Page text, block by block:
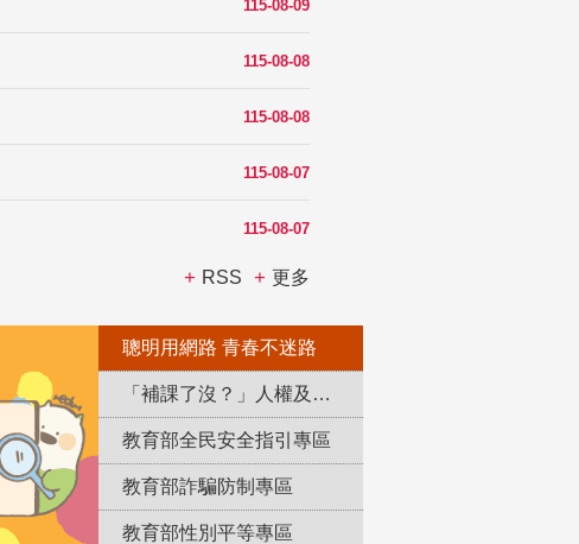
115-08-09
115-08-08
115-08-08
115-08-07
115-08-07
RSS 更多
聰明用網路 青春不迷路
「補課了沒？」人權及轉型正義教育專區
教育部全民安全指引專區
教育部詐騙防制專區
教育部性別平等專區